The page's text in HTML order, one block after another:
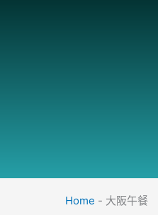
Home - 大阪午餐